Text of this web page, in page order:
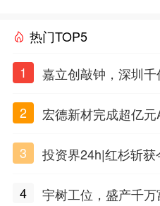
热门TOP5
1 嘉立创敲钟，深圳千
2
宏德新材完成超亿
3
投资界24h|红杉斩
水
4 宇树工位，盛产千万